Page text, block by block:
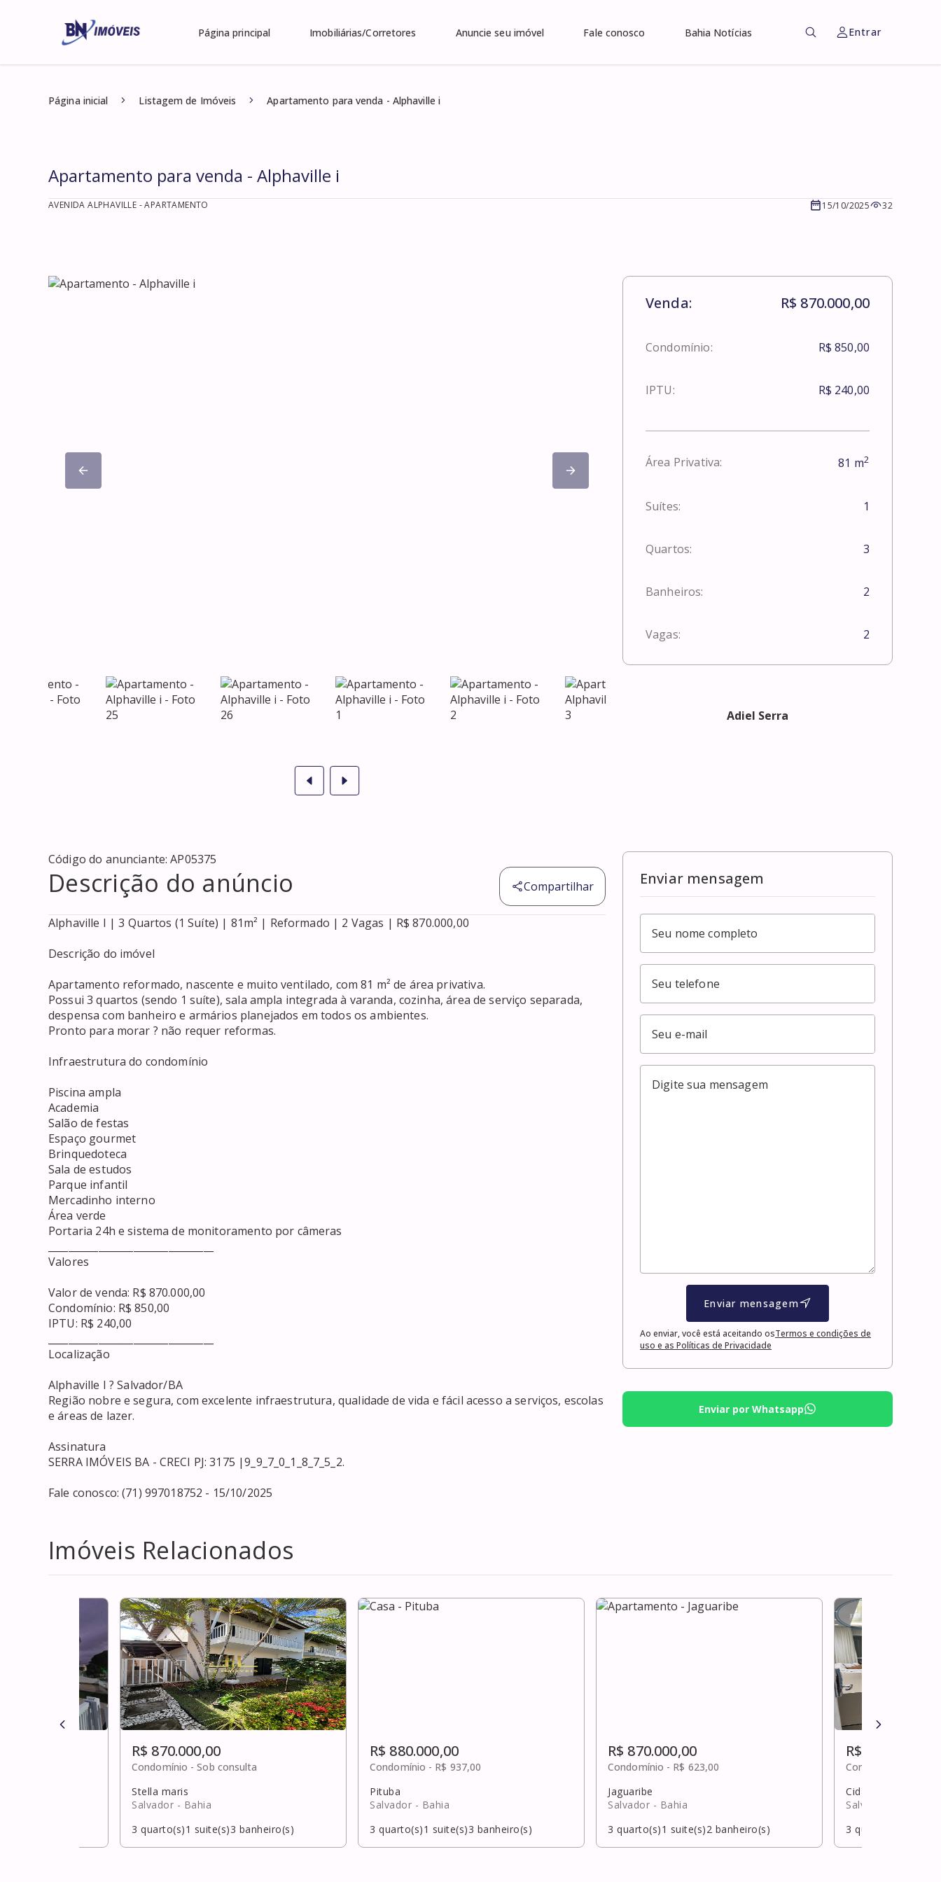
Página principal Imobiliárias/Corretores Anuncie seu imóvel Fale conosco Bahia Notícias Entrar
Página inicial Listagem de Imóveis Apartamento para venda - Alphaville i
Apartamento para venda - Alphaville i
AVENIDA ALPHAVILLE - APARTAMENTO 15/10/2025 32
Venda: R$ 870.000,00
Condomínio: R$ 850,00
IPTU: R$ 240,00
Área Privativa: 81 m2
Suítes: 1
Quartos: 3
Banheiros: 2
Vagas: 2
Adiel Serra
Código do anunciante:AP05375
Descrição do anúncio Compartilhar
Alphaville I | 3 Quartos (1 Suíte) | 81m² | Reformado | 2 Vagas | R$ 870.000,00
Descrição do imóvel
Apartamento reformado, nascente e muito ventilado, com 81 m² de área privativa.
Possui 3 quartos (sendo 1 suíte), sala ampla integrada à varanda, cozinha, área de serviço separada,
despensa com banheiro e armários planejados em todos os ambientes.
Pronto para morar ? não requer reformas.
Infraestrutura do condomínio
Piscina ampla
Academia
Salão de festas
Espaço gourmet
Brinquedoteca
Sala de estudos
Parque infantil
Mercadinho interno
Área verde
Portaria 24h e sistema de monitoramento por câmeras
Valores
Valor de venda: R$ 870.000,00
Condomínio: R$ 850,00
IPTU: R$ 240,00
Localização
Alphaville I ? Salvador/BA
Região nobre e segura, com excelente infraestrutura, qualidade de vida e fácil acesso a serviços, escolas
e áreas de lazer.
Assinatura
SERRA IMÓVEIS BA - CRECI PJ: 3175 |9_9_7_0_1_8_7_5_2.
Fale conosco: (71) 997018752 - 15/10/2025
Enviar mensagem
Enviar mensagem
Ao enviar, você está aceitando osTermos e condições de
uso e as Políticas de Privacidade
Enviar por Whatsapp
Imóveis Relacionados
R$ 870.000,00
Condomínio -Sob consulta
Stella maris
Salvador - Bahia
3 quarto(s)1 suite(s)3 banheiro(s)
R$ 880.000,00
Condomínio - R$ 937,00
Pituba
Salvador - Bahia
3 quarto(s)1 suite(s)3 banheiro(s)
R$ 870.000,00
Condomínio - R$ 623,00
Jaguaribe
Salvador - Bahia
3 quarto(s)1 suite(s)2 banheiro(s)
R$ 880.000,00
Condomínio -
Cidade jardim
Salvador
3 quarto(s)